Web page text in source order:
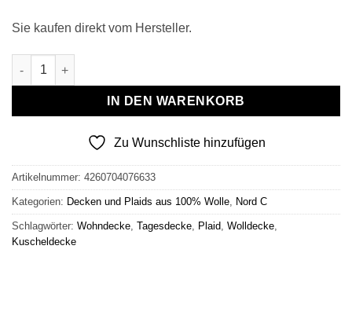
Sie kaufen direkt vom Hersteller.
Wollplaid & Wolldecke "Nord C" weiß-grün Menge
IN DEN WARENKORB
Zu Wunschliste hinzufügen
Artikelnummer: 4260704076633
Kategorien: Decken und Plaids aus 100% Wolle Nord C
Schlagwörter: Wohndecke Tagesdecke Plaid Wolldecke
Kuscheldecke